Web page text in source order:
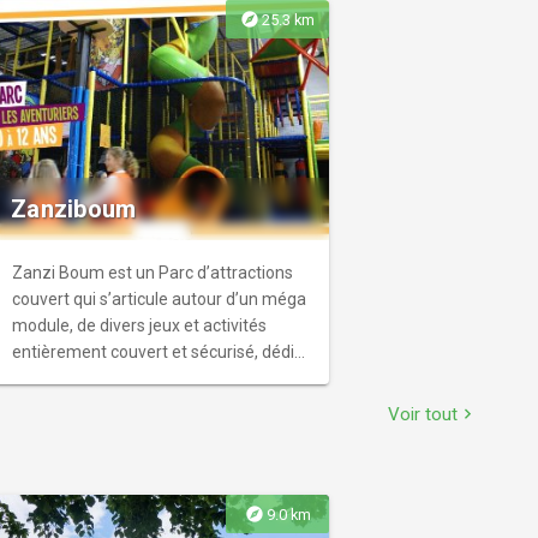
explore25.3 km
Zanziboum
Zanzi Boum est un Parc d’attractions
couvert qui s’articule autour d’un méga
module, de divers jeux et activités
entièrement couvert et sécurisé, dédié
hauteur • Pont d’équilibre • Piscines à
Voir tout chevron_right
explore 9.0 km